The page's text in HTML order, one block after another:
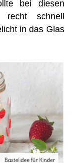
bei diesen
recht schnell
in das Glas